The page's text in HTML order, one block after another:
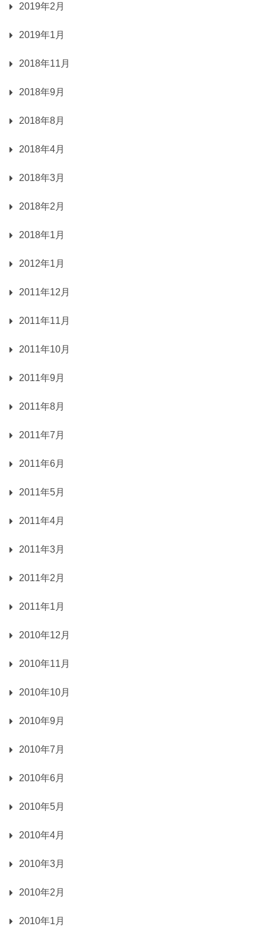
2019年2月
2019年1月
2018年11月
2018年9月
2018年8月
2018年4月
2018年3月
2018年2月
2018年1月
2012年1月
2011年12月
2011年11月
2011年10月
2011年9月
2011年8月
2011年7月
2011年6月
2011年5月
2011年4月
2011年3月
2011年2月
2011年1月
2010年12月
2010年11月
2010年10月
2010年9月
2010年7月
2010年6月
2010年5月
2010年4月
2010年3月
2010年2月
2010年1月